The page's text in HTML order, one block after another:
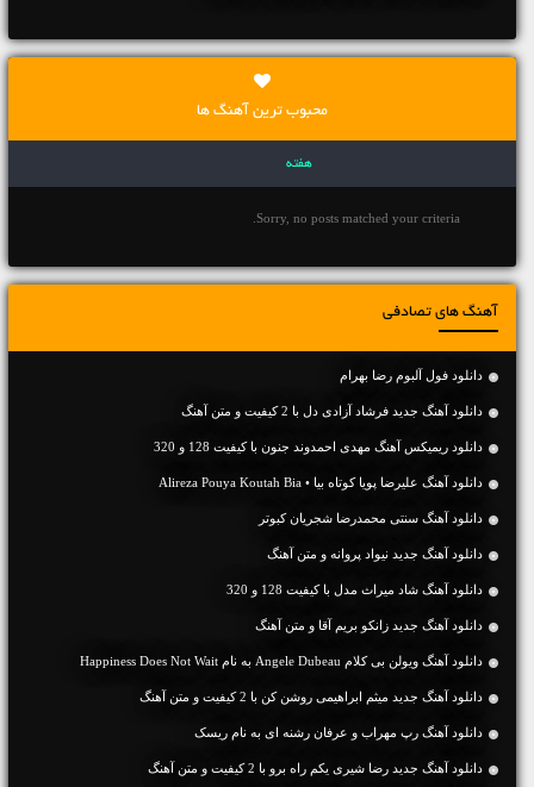
محبوب ترین آهنگ ها
هفته
Sorry, no posts matched your criteria.
آهنگ های تصادفی
دانلود فول آلبوم رضا بهرام
دانلود آهنگ جديد فرشاد آزادی دل با 2 کیفیت و متن آهنگ
دانلود ریمیکس آهنگ مهدی احمدوند جنون با کیفیت 128 و 320
دانلود آهنگ علیرضا پویا کوتاه بیا • Alireza Pouya Koutah Bia
دانلود آهنگ سنتی محمدرضا شجریان کبوتر
دانلود آهنگ جديد نیواد پروانه و متن آهنگ
دانلود آهنگ شاد میراث مدل با کیفیت 128 و 320
دانلود آهنگ جديد زانکو بریم آقا و متن آهنگ
دانلود آهنگ ویولن بی کلام Angele Dubeau به نام Happiness Does Not Wait
دانلود آهنگ جديد میثم ابراهیمی روشن کن با 2 کیفیت و متن آهنگ
دانلود آهنگ رپ مهراب و عرفان رشنه ای به نام ریسک
دانلود آهنگ جديد رضا شیری یکم راه برو با 2 کیفیت و متن آهنگ